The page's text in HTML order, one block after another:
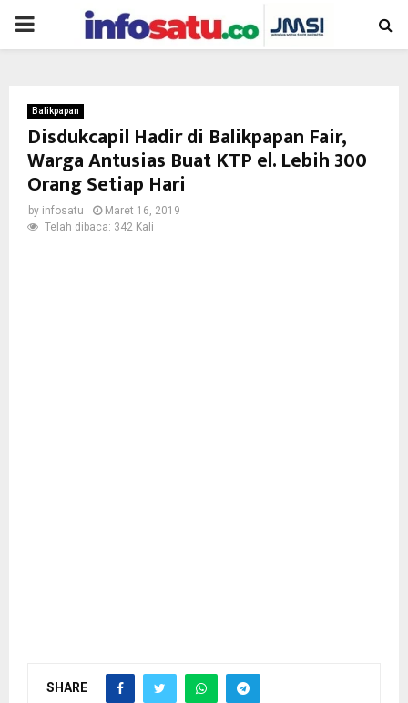
PRIMARY
Balikpapan
Disdukcapil Hadir di Balikpapan Fair,
Warga Antusias Buat KTP el. Lebih 300
Orang Setiap Hari
by infosatu
Maret 16, 2019
Telah dibaca: 342 Kali
SHARE